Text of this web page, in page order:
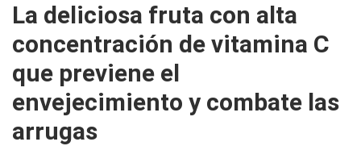
La deliciosa fruta con alta
concentración de vitamina C
que previene el
envejecimiento y combate las
arrugas